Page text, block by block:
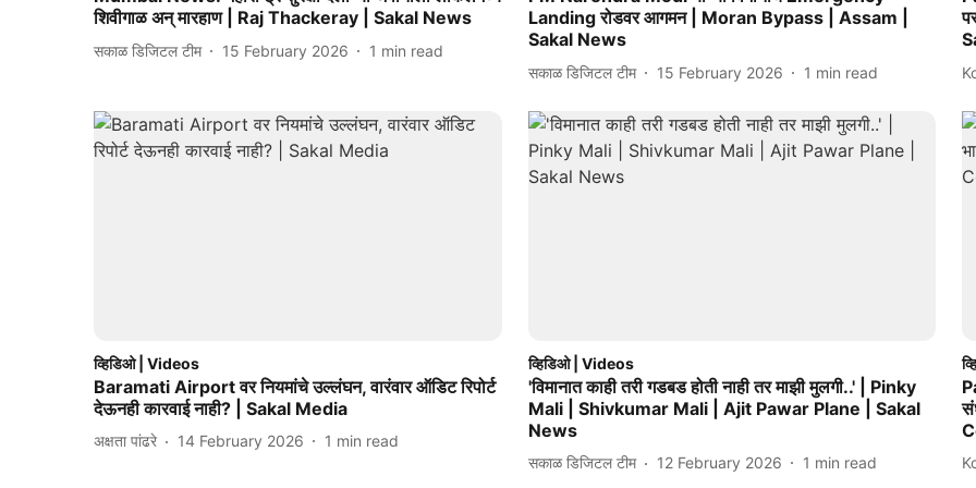
शिवीगाळ अन् मारहाण | Raj Thackeray | Sakal News
सकाळ डिजिटल टीम 15 February 2026 1 min read
Landing रोडवर आगमन | Moran Bypass | Assam |
Sakal News
सकाळ डिजिटल टीम 15 February 2026 1 min read
व्हिडिओ | Videos
Baramati Airport वर नियमांचे उल्लंघन, वारंवार ऑडिट रिपोर्ट
देऊनही कारवाई नाही? | Sakal Media
अक्षता पांढरे 14 February 2026 1 min read
व्हिडिओ | Videos
'विमानात काही तरी गडबड होती नाही तर माझी मुलगी..' | Pinky
Mali | Shivkumar Mali | Ajit Pawar Plane | Sakal
News
सकाळ डिजिटल टीम 12 February 2026 1 min read